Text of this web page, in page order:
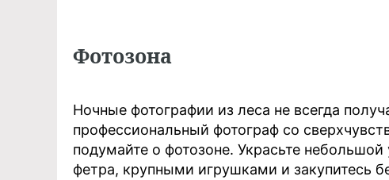
Фотозона
Ночные фотографии из леса не всегда
профессиональный фотограф со
подумайте о фотозоне. Украсьте
фетра, крупными игрушками и закупитесь